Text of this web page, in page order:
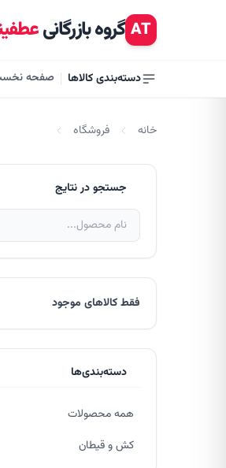
AT گروه بازرگانی
دسته‌بندی کالاها صفحه
خانه فروشگاه
جستجو در نتایج
فقط کالاهای موجود
دسته‌بندی‌ها
همه محصولات
کش و قیطان